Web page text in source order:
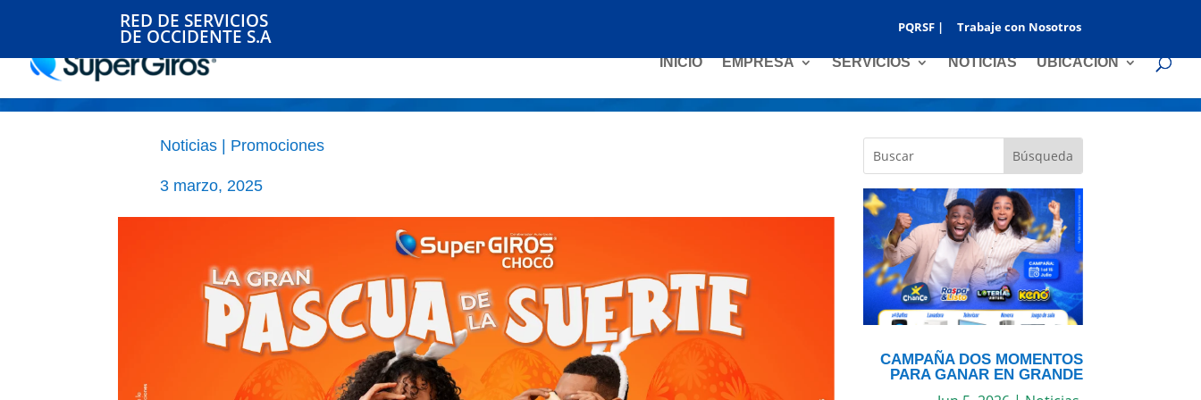
RED DE SERVICIOS
DE OCCIDENTE S.A PQRSF | Trabaje con Nosotros
INICIO EMPRESA SERVICIOS NOTICIAS UBICACIÓN
PASCUA DE LA SUERTE
Noticias | Promociones
3 marzo, 2025
CAMPAÑA DOS MOMENTOS
PARA GANAR EN GRANDE